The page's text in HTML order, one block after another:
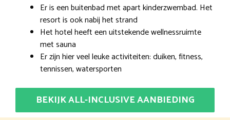
Er is een buitenbad met apart kinderzwembad. Het
resort is ook nabij het strand
Het hotel heeft een uitstekende wellnessruimte
met sauna
Er zijn hier veel leuke activiteiten: duiken, fitness,
tennissen, watersporten
BEKIJK ALL-INCLUSIVE AANBIEDING